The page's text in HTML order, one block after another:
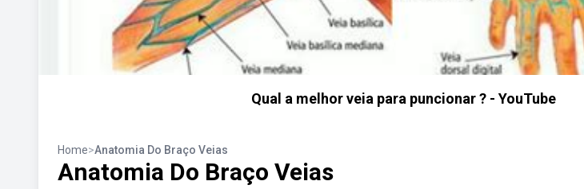
Qual a melhor veia para puncionar ? - YouTube
Home>Anatomia Do Braço Veias
Anatomia Do Braço Veias